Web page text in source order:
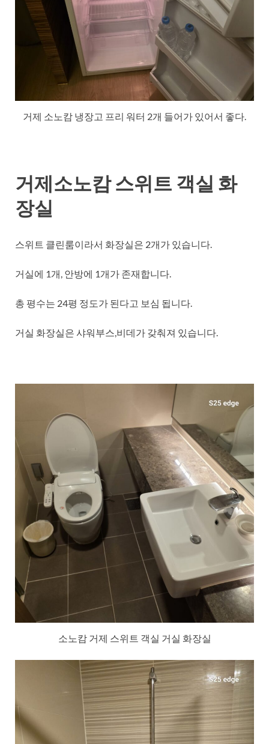
거제 소노캄 냉장고 프리 워터 2개 들어가 있어서 좋다.
거제소노캄 스위트 객실 화
장실
스위트 클린룸이라서 화장실은 2개가 있습니다.
거실에 1개, 안방에 1개가 존재합니다.
총 평수는 24평 정도가 된다고 보심 됩니다.
거실 화장실은 샤워부스,비데가 갖춰져 있습니다.
소노캄 거제 스위트 객실 거실 화장실